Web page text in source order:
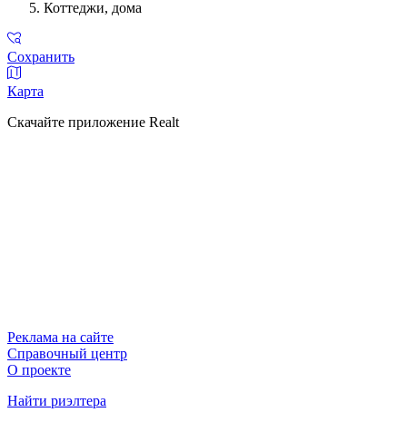
Коттеджи, дома
Сохранить
Карта
Скачайте приложение Realt
Реклама на сайте
Справочный центр
О проекте
Найти риэлтера